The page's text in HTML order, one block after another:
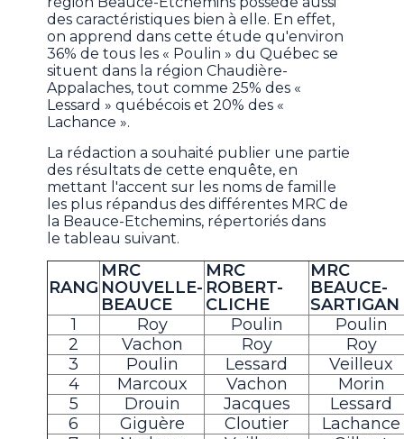
des caractéristiques bien à elle. En effet,
on apprend dans cette étude qu'environ
36% de tous les « Poulin » du Québec se
situent dans la région Chaudière-
Appalaches, tout comme 25% des «
Lessard » québécois et 20% des «
Lachance ».
La rédaction a souhaité publier une partie
des résultats de cette enquête, en
mettant l'accent sur les noms de famille
les plus répandus des différentes MRC de
la Beauce-Etchemins, répertoriés dans
le tableau suivant.
RANG
MRC
NOUVELLE-
BEAUCE
MRC
ROBERT-
CLICHE
MRC
BEAUCE-
SARTIGAN
1
Roy Poulin
Poulin
2
Vachon Roy
Roy
3
Poulin Lessard
Veilleux
4
Marcoux Vachon
Morin
5
Drouin Jacques
Lessard
6
Giguère Cloutier
Lachance